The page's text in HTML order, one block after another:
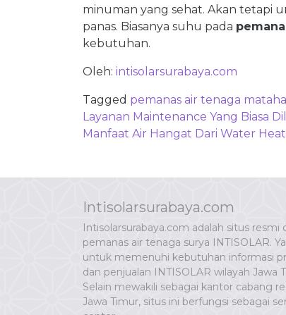
minuman yang sehat. Akan tetapi
panas. Biasanya suhu pada
kebutuhan.
Oleh: intisolarsurabaya.com
Tagged pemanas air tenaga
Post
navigation
Layanan Maintenance Yang Biasa
Manfaat Air Hangat Dari Water
Intisolarsurabaya.com
Intisolarsurabaya.com adalah situs resmi
pemanas air tenaga surya INTISOLAR.
untuk memenuhi kebutuhan informasi
dan penjualan INTISOLAR wilayah Jawa
Selain mewakili sebagai kantor cabang
Jawa Timur, situs ini berfungsi sebagai